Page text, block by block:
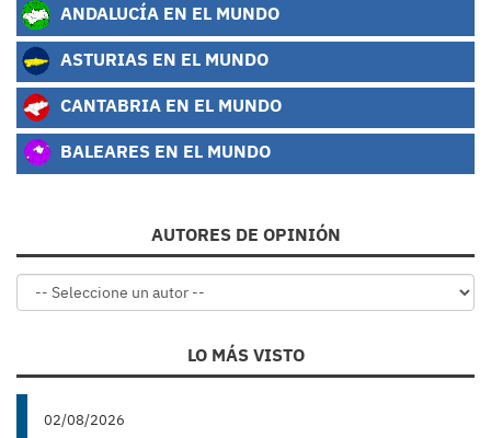
ANDALUCÍA EN EL MUNDO
ASTURIAS EN EL MUNDO
CANTABRIA EN EL MUNDO
BALEARES EN EL MUNDO
AUTORES DE OPINIÓN
LO MÁS VISTO
02/08/2026